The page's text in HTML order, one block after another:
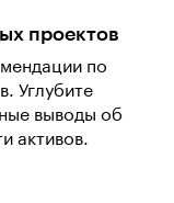
проектов
по
Углубите
выводы об
активов.